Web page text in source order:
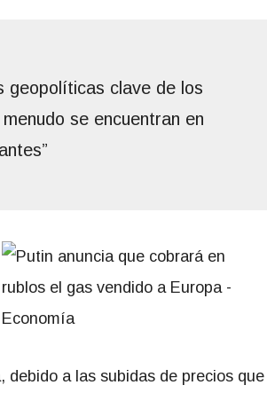
geopolíticas clave de los
se encuentran en
debido a las subidas de precios que